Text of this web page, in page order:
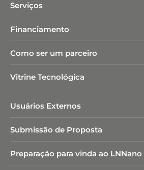
Serviços
Financiamento
Como ser um parceiro
Vitrine Tecnológica
Usuários Externos
Submissão de Proposta
Preparação para vinda ao LNNano